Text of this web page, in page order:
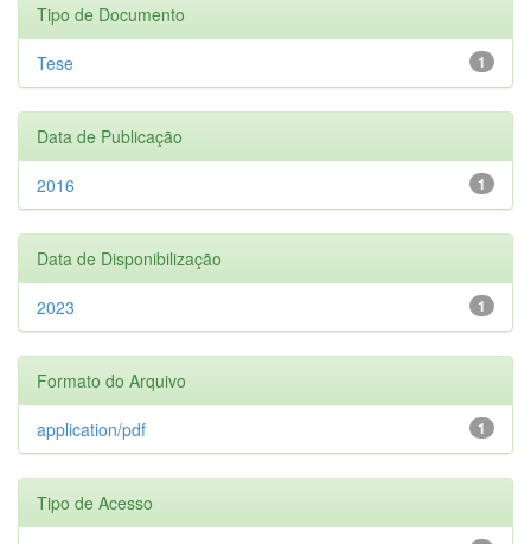
Tipo de Documento
1
Tese
Data de Publicação
1
2016
Data de Disponibilização
1
2023
Formato do Arquivo
1
application/pdf
Tipo de Acesso